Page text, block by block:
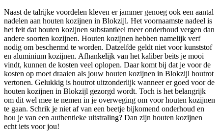
Naast de talrijke voordelen kleven er jammer genoeg ook een aantal
nadelen aan houten kozijnen in Blokzijl. Het voornaamste nadeel is
het feit dat houten kozijnen substantieel meer onderhoud vergen dan
andere soorten kozijnen. Houten kozijnen hebben namelijk verf
nodig om beschermd te worden. Datzelfde geldt niet voor kunststof
en aluminium kozijnen. Afhankelijk van het kaliber beits je mooi
vindt, kunnen de kosten veel oplopen. Daar komt bij dat je voor de
kosten op moet draaien als jouw houten kozijnen in Blokzijl houtrot
vertonen. Gelukkig is houtrot uitzonderlijk wanneer er goed voor de
houten kozijnen in Blokzijl gezorgd wordt. Toch is het belangrijk
om dit wel mee te nemen in je overweging om voor houten kozijnen
te gaan. Schrik je niet af van een beetje bijkomend onderhoud en
hou je van een authentieke uitstraling? Dan zijn houten kozijnen
echt iets voor jou!